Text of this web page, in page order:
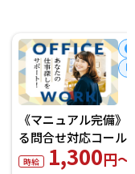
《マニュアル完備》
る問合せ対応コール
時給 1,300円～